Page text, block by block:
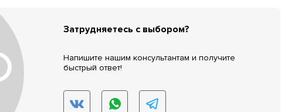
Затрудняетесь с выбором?
Напишите нашим консультантам и получите
быстрый ответ!